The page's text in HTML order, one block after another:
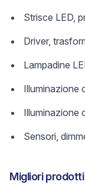
Strisce LED,
Driver,
Lampadine
Illuminazione
Illuminazione
Sensori,
Migliori